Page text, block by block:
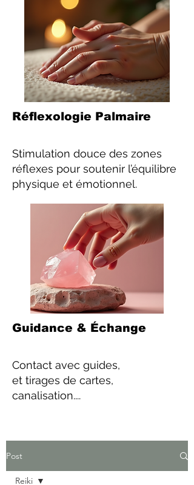
Réflexologie Palmaire
Stimulation douce des zones
réflexes pour soutenir l’équilibre
physique et émotionnel.
Guidance & Échange
Contact avec guides,
et tirages de cartes,
canalisation....
Post
Reiki